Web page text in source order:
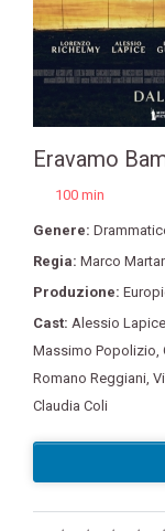
Eravamo
100 min
Genere:
Regia: Marco
Produzione:
Cast: Alessio Lapice
Massimo Popolizio
Romano Reggiani
Claudia Coli